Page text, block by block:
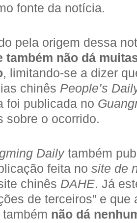
fonte da notícia.
pela origem dessa
também não dá
, limitando-se a dizer
chinês People’s
foi publicada no
sobre o ocorrido.
Dailytambém
feita no site de
chinês DAHE. Já
de terceiros” e
não dá